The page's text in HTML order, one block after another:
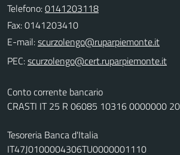
Telefono:0141203118
Fax: 0141203410
E-mail:
PEC:
Conto corrente bancario
CRASTI IT 25 R 06085 10316 0000000
Tesoreria Banca d'Italia
IT47J0100004306TU0000001110